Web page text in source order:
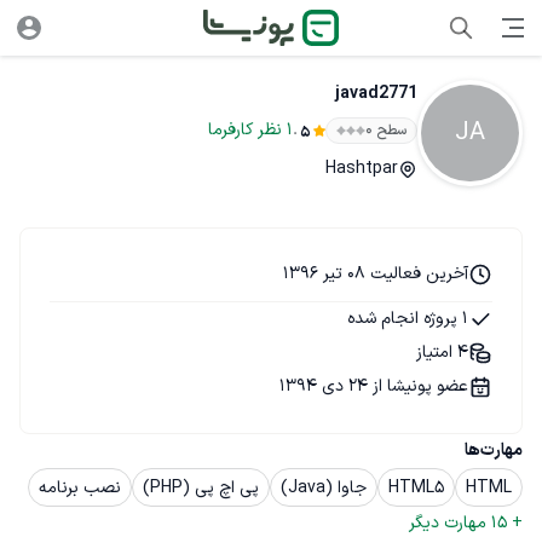
JA
javad2771
سطح ۰ 5
.
1 نظر کارفرما
Hashtpar
مهارت‌ها
HTML
HTML5 جاوا (Java) پی اچ پی (PHP)
نصب برنامه
+
15 مهارت دیگر
آخرین فعالیت 08 تیر 1396
1 پروژه انجام شده
4 امتیاز
عضو پونیشا از 24 دی 1394